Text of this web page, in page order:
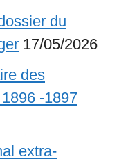
du
17/05/2026
des
-1897
extra-